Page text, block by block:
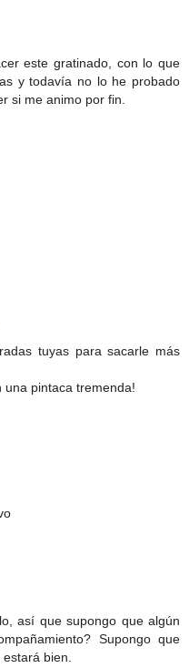
este gratinado, con lo que
y todavía no lo he probado
si me animo por fin.
tuyas para sacarle más
una pintaca tremenda!
así que supongo que algún
Supongo que
bien.